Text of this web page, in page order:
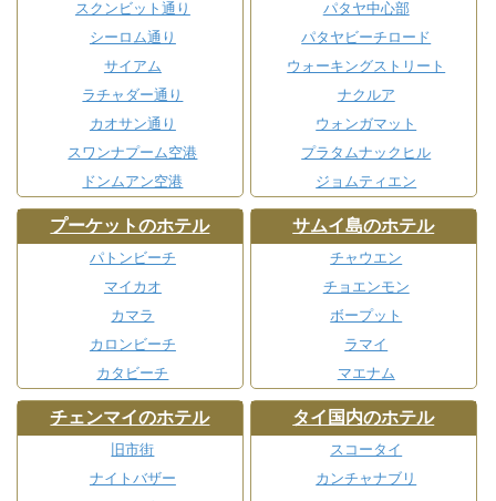
スクンビット通り
シーロム通り
サイアム
ラチャダー通り
カオサン通り
スワンナプーム空港
ドンムアン空港
パタヤ中心部
パタヤビーチロード
ウォーキングストリート
ナクルア
ウォンガマット
プラタムナックヒル
ジョムティエン
プーケットのホテル
パトンビーチ
マイカオ
カマラ
カロンビーチ
カタビーチ
サムイ島のホテル
チャウエン
チョエンモン
ボープット
ラマイ
マエナム
チェンマイのホテル
旧市街
ナイトバザー
タイ国内のホテル
スコータイ
カンチャナブリ